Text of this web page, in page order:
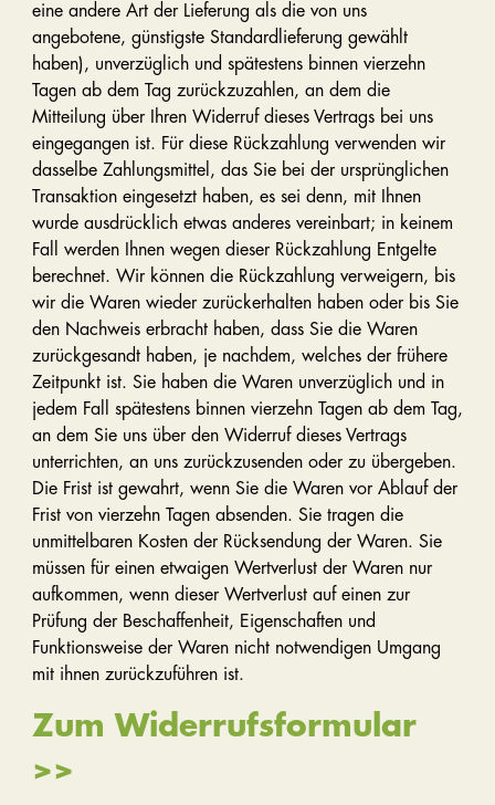
eine andere Art der Lieferung als die von uns
angebotene, günstigste Standardlieferung gewählt
haben), unverzüglich und spätestens binnen vierzehn
Tagen ab dem Tag zurückzuzahlen, an dem die
Mitteilung über Ihren Widerruf dieses Vertrags bei uns
eingegangen ist. Für diese Rückzahlung verwenden wir
dasselbe Zahlungsmittel, das Sie bei der ursprünglichen
Transaktion eingesetzt haben, es sei denn, mit Ihnen
wurde ausdrücklich etwas anderes vereinbart; in keinem
Fall werden Ihnen wegen dieser Rückzahlung Entgelte
berechnet. Wir können die Rückzahlung verweigern, bis
wir die Waren wieder zurückerhalten haben oder bis Sie
den Nachweis erbracht haben, dass Sie die Waren
zurückgesandt haben, je nachdem, welches der frühere
Zeitpunkt ist. Sie haben die Waren unverzüglich und in
jedem Fall spätestens binnen vierzehn Tagen ab dem Tag,
an dem Sie uns über den Widerruf dieses Vertrags
unterrichten, an uns zurückzusenden oder zu übergeben.
Die Frist ist gewahrt, wenn Sie die Waren vor Ablauf der
Frist von vierzehn Tagen absenden. Sie tragen die
unmittelbaren Kosten der Rücksendung der Waren. Sie
müssen für einen etwaigen Wertverlust der Waren nur
aufkommen, wenn dieser Wertverlust auf einen zur
Prüfung der Beschaffenheit, Eigenschaften und
Funktionsweise der Waren nicht notwendigen Umgang
mit ihnen zurückzuführen ist.
Zum Widerrufsformular
>>